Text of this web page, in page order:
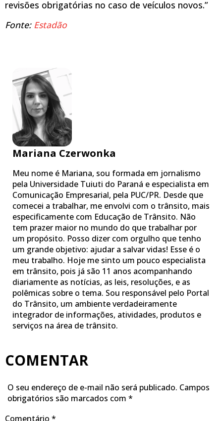
revisões obrigatórias no caso de veículos novos.”
Fonte: Estadão
Mariana Czerwonka
Meu nome é Mariana, sou formada em jornalismo
pela Universidade Tuiuti do Paraná e especialista em
Comunicação Empresarial, pela PUC/PR. Desde que
comecei a trabalhar, me envolvi com o trânsito, mais
especificamente com Educação de Trânsito. Não
tem prazer maior no mundo do que trabalhar por
um propósito. Posso dizer com orgulho que tenho
um grande objetivo: ajudar a salvar vidas! Esse é o
meu trabalho. Hoje me sinto um pouco especialista
em trânsito, pois já são 11 anos acompanhando
diariamente as notícias, as leis, resoluções, e as
polêmicas sobre o tema. Sou responsável pelo Portal
do Trânsito, um ambiente verdadeiramente
integrador de informações, atividades, produtos e
serviços na área de trânsito.
COMENTAR
O seu endereço de e-mail não será publicado. Campos
obrigatórios são marcados com *
Comentário *